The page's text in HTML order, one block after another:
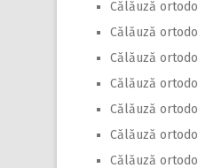
Călăuză
Călăuză
Călăuză
Călăuză
Călăuză
Călăuză
Călăuză